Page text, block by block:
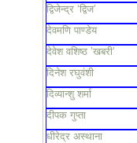
द्विजेन्द्र ‘द्विज’
देवमणि पाण्डेय
देवेश वशिष्ठ ’खबरी’
दिनेश रघुवंशी
दिव्यान्शु शर्मा
दीपक गुप्ता
धीरेद्र अस्थाना